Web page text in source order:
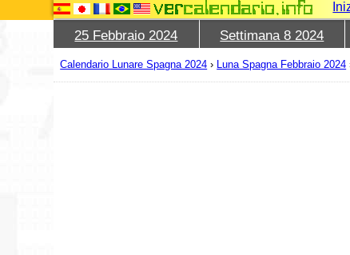
25 Febbraio 2024 Settimana 8 2024
Calendario Lunare Spagna 2024 › Luna Spagna Febbraio 2024